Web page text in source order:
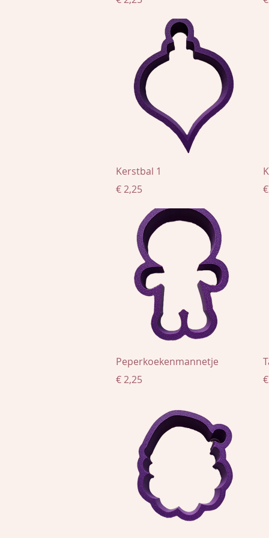
Snel overzicht
Kerstbal 1
Prijs
€ 2,25
Snel overzicht
Peperkoekenmannetje
Prijs
€ 2,25